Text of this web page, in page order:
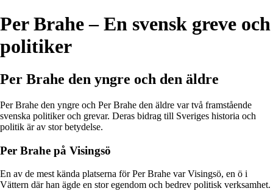
Per Brahe – En svensk greve och
politiker
Per Brahe den yngre och den äldre
Per Brahe den yngre och Per Brahe den äldre var två framstående
svenska politiker och grevar. Deras bidrag till Sveriges historia och
politik är av stor betydelse.
Per Brahe på Visingsö
En av de mest kända platserna för Per Brahe var Visingsö, en ö i
Vättern där han ägde en stor egendom och bedrev politisk verksamhet.